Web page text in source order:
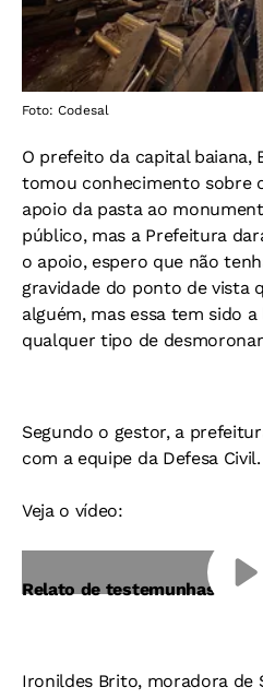
Foto: Codesal
O prefeito da capital baiana,
tomou conhecimento sobre
apoio da pasta ao
público, mas a Prefeitura
o apoio, espero que não
gravidade do ponto de vista
alguém, mas essa tem sido
qualquer tipo de
Segundo o gestor, a
com a equipe da Defesa Civil.
Veja o vídeo:
Relato de testemunhas
Ironildes Brito, moradora de